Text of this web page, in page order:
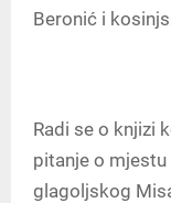
Beronić i
Radi se o knjizi
pitanje o
glagoljskog